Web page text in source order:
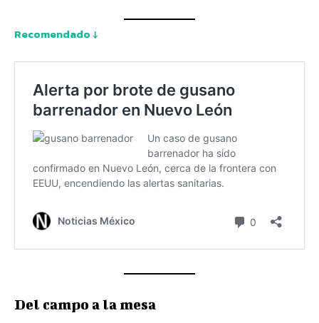
Recomendado ↓
Del campo a la mesa